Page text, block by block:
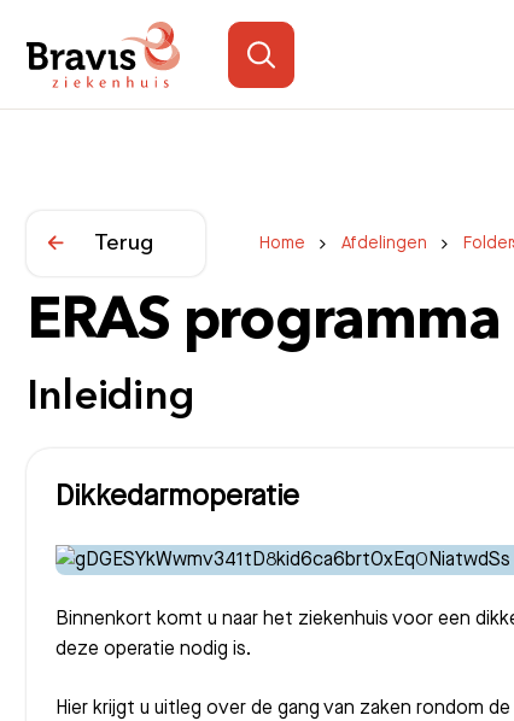
Home Afdelingen
Terug
ERAS programma
Inleiding
Dikkedarmoperatie
Binnenkort komt u naar het ziekenhuis voor een
deze operatie nodig is.
Hier krijgt u uitleg over de gang van zaken rondom